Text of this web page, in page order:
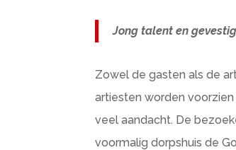
Jong talent en
Zowel de gasten als de
artiesten worden
veel aandacht. De
voormalig dorpshuis de